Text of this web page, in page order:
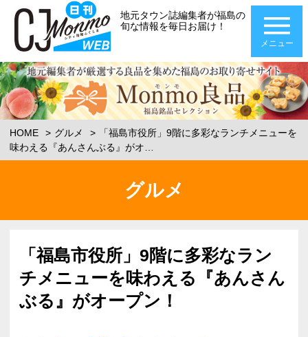
地元タウン誌編集者が福島の
旬な情報を毎日お届け！
メニュー
HOME グルメ
「福島市役所」9階に多彩なランチメニューを
味わえる『あんさんぶる』がオ…
グルメ
「福島市役所」9階に多彩なラン
チメニューを味わえる『あんさん
ぶる』がオープン！